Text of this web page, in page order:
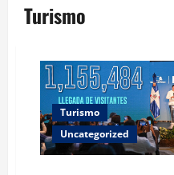
Turismo
Turismo
Uncategorized